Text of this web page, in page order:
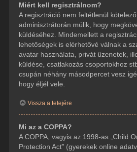
Miért kell regisztrálnom?
A regisztráció nem feltétlenül
adminisztrátorán múlik, hogy
küldéséhez. Mindemellett a
lehetőségek is elérhetővé válnak a
avatar használata, privát üzenetek,
küldése, csatlakozás csoportokhoz
csupán néhány másodpercet vesz
hogy éljél vele.
Vissza a tetejére
Mi az a COPPA?
A COPPA, vagyis az 1998-as „Child
Protection Act” (gyerekek online